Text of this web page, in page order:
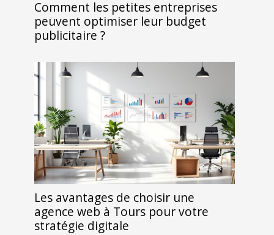
Comment les petites entreprises
peuvent optimiser leur budget
publicitaire ?
Les avantages de choisir une
agence web à Tours pour votre
stratégie digitale